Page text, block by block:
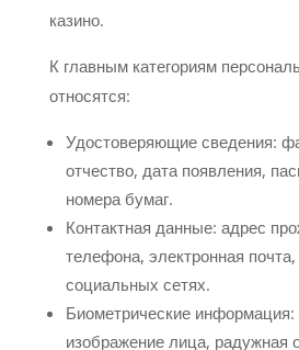
казино.
К главным категориям
относятся:
Удостоверяющие сведения:
отчество, дата появления,
номера бумаг.
Контактная данные: адрес
телефона, электронная
социальных сетях.
Биометрические
изображение лица, радужная